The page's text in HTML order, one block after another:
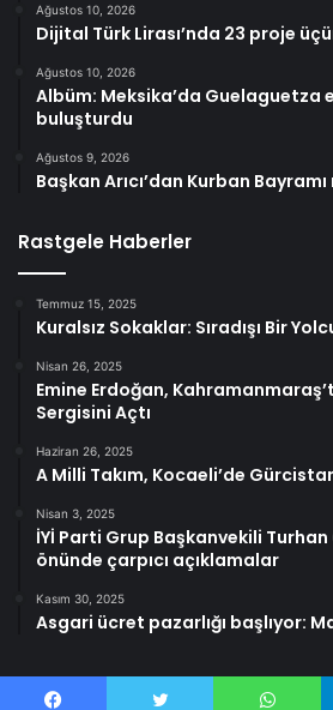
Ağustos 10, 2026
Dijital Türk Lirası’nda 23 proje
Ağustos 10, 2026
Albüm: Meksika’da Guelaguetza
buluşturdu
Ağustos 9, 2026
Başkan Arıcı’dan Kurban Bayramı
Rastgele Haberler
Temmuz 15, 2025
Kuralsız Sokaklar: Sıradışı Bir
Nisan 26, 2025
Emine Erdoğan,
Sergisini Açtı
Haziran 26, 2025
A Milli Takım, Kocaeli’de
Nisan 3, 2025
İYİ Parti Grup Başkanvekili Turhan
önünde çarpıcı açıklamalar
Kasım 30, 2025
Asgari ücret pazarlığı başlıyor: